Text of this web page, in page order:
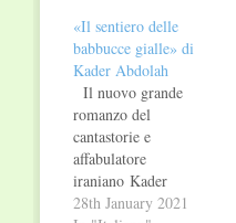
Milano per presentare
il suo ultimo
romanzo, Il corvo
(Iperborea, 2013).
L'incontro "Dall'iran
con amore: una storia
di ordinaria
immigrazione", è
previsto domenica 24
«Il sentiero delle
babbucce gialle» di
Kader Abdolah
Il nuovo grande
romanzo del
cantastorie e
affabulatore
iraniano Kader
Abdolah, ispirato alla
28th January 2021